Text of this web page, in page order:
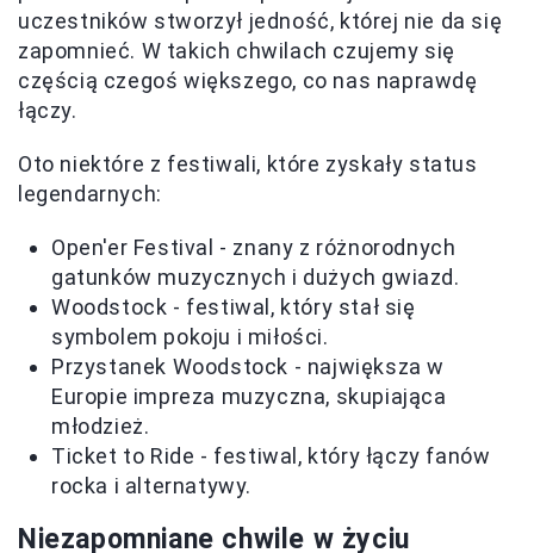
uczestników stworzył jedność, której nie da się
zapomnieć. W takich chwilach czujemy się
częścią czegoś większego, co nas naprawdę
łączy.
Oto niektóre z festiwali, które zyskały status
legendarnych:
Open'er Festival - znany z różnorodnych
gatunków muzycznych i dużych gwiazd.
Woodstock - festiwal, który stał się
symbolem pokoju i miłości.
Przystanek Woodstock - największa w
Europie impreza muzyczna, skupiająca
młodzież.
Ticket to Ride - festiwal, który łączy fanów
rocka i alternatywy.
Niezapomniane chwile w życiu